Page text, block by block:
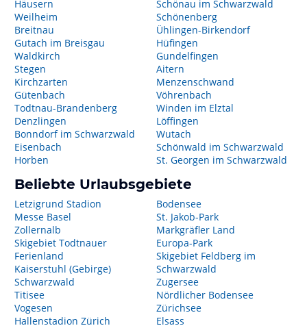
Häusern
Weilheim
Breitnau
Gutach im Breisgau
Waldkirch
Stegen
Kirchzarten
Gütenbach
Todtnau-Brandenberg
Denzlingen
Bonndorf im Schwarzwald
Eisenbach
Horben
Schönau im Schwarzwald
Schönenberg
Ühlingen-Birkendorf
Hüfingen
Gundelfingen
Aitern
Menzenschwand
Vöhrenbach
Winden im Elztal
Löffingen
Wutach
Schönwald im Schwarzwald
St. Georgen im Schwarzwald
Beliebte Urlaubsgebiete
Letzigrund Stadion
Messe Basel
Zollernalb
Skigebiet Todtnauer
Ferienland
Kaiserstuhl (Gebirge)
Schwarzwald
Titisee
Vogesen
Hallenstadion Zürich
Bodensee
St. Jakob-Park
Markgräfler Land
Europa-Park
Skigebiet Feldberg im
Schwarzwald
Zugersee
Nördlicher Bodensee
Zürichsee
Elsass